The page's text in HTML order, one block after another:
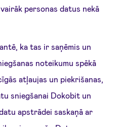
personas datus nekā
ka tas ir saņēmis un
noteikumu spēkā
atļaujas un piekrišanas,
sniegšanai Dokobit un
apstrādei saskaņā ar